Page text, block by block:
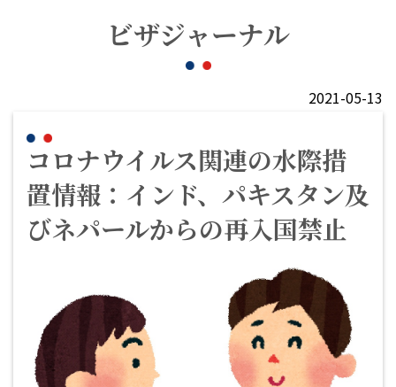
ビザジャーナル
2021-05-13
コロナウイルス関連の水際措
置情報：インド、パキスタン及
びネパールからの再入国禁止